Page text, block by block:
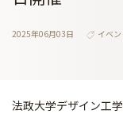
2025年06月03日 イベ
法政大学デザイン工